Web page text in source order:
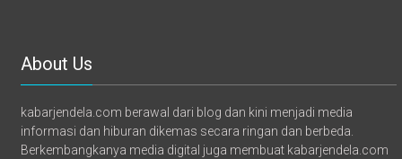
About Us
kabarjendela.com berawal dari blog dan kini menjadi media
informasi dan hiburan dikemas secara ringan dan berbeda.
Berkembangkanya media digital juga membuat kabarjendela.com